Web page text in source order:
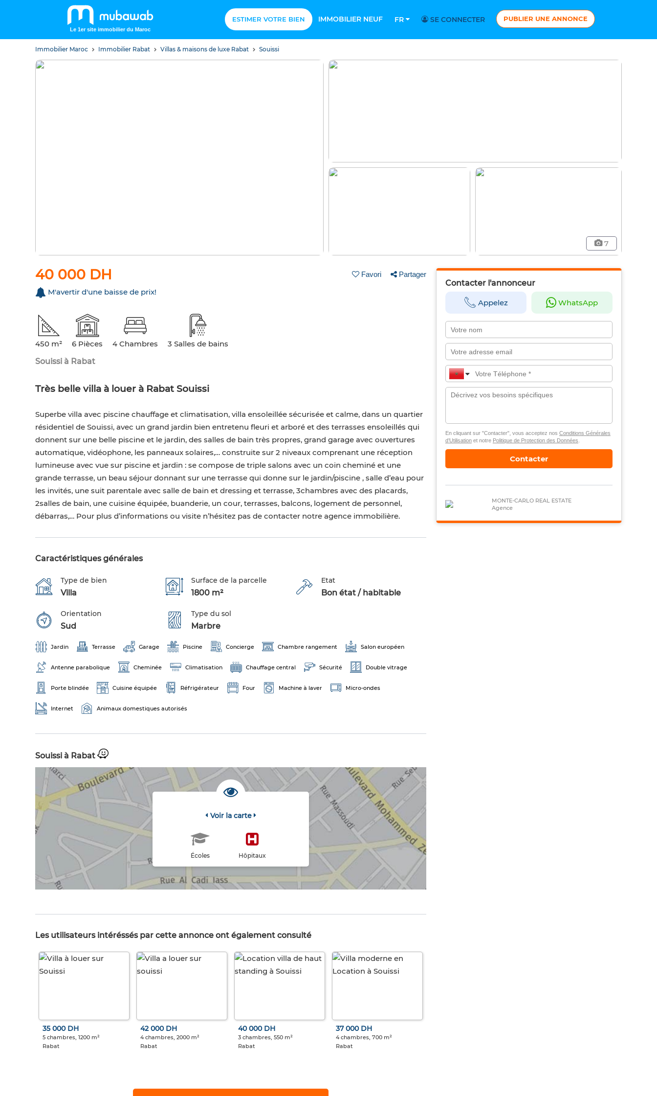
Le 1er site immobilier du Maroc
ESTIMER VOTRE BIEN IMMOBILIER NEUF FR SE CONNECTER PUBLIER UNE ANNONCE
Immobilier Maroc Immobilier Rabat Villas & maisons de luxe Rabat Souissi
7
40 000 DH Favori Partager
M'avertir d'une baisse de prix!
450 m² 6 Pièces 4 Chambres
3 Salles de bains
Souissi à Rabat
Très belle villa à louer à Rabat Souissi
Superbe villa avec piscine chauffage et climatisation, villa ensoleillée sécurisée et calme, dans un quartier
résidentiel de Souissi, avec un grand jardin bien entretenu fleuri et arboré et des terrasses ensoleillés qui
donnent sur une belle piscine et le jardin, des salles de bain très propres, grand garage avec ouvertures
automatique, vidéophone, les panneaux solaires,… construite sur 2 niveaux comprenant une réception
lumineuse avec vue sur piscine et jardin : se compose de triple salons avec un coin cheminé et une
grande terrasse, un beau séjour donnant sur une terrasse qui donne sur le jardin/piscine , salle d’eau pour
les invités, une suit parentale avec salle de bain et dressing et terrasse, 3chambres avec des placards,
2salles de bain, une cuisine équipée, buanderie, un cour, terrasses, balcons, logement de personnel,
débarras,… Pour plus d’informations ou visite n’hésitez pas de contacter notre agence immobilière.
Caractéristiques générales
Type de bien
Villa
Surface de la parcelle
1800 m²
Etat
Bon état / habitable
Orientation
Sud
Type du sol
Marbre
Jardin Terrasse Garage Piscine Concierge Chambre rangement Salon européen
Antenne parabolique Cheminée Climatisation Chauffage central Sécurité Double vitrage
Porte blindée Cuisine équipée Réfrigérateur Four Machine à laver Micro-ondes
Internet Animaux domestiques autorisés
Souissi à Rabat
Voir la carte
Écoles Hôpitaux
Les utilisateurs intéréssés par cette annonce ont également consulté
35 000 DH
5 chambres, 1200 m²
Rabat
42 000 DH
4 chambres, 2000 m²
Rabat
40 000 DH
3 chambres, 550 m²
Rabat
37 000 DH
4 chambres, 700 m²
Rabat
Contacter l'annonceur
Appelez WhatsApp
En cliquant sur "Contacter", vous acceptez nos Conditions Générales
d’Utilisationet notre Politique de Protection des Données
Contacter
MONTE-CARLO REAL ESTATE
Agence